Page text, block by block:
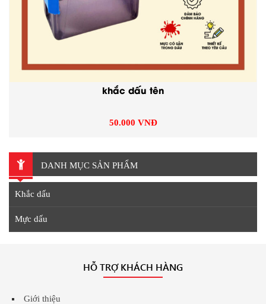
khắc dấu tên
50.000 VNĐ
DANH MỤC SẢN PHẨM
Khắc dấu
Mực dấu
HỖ TRỢ KHÁCH HÀNG
Giới thiệu